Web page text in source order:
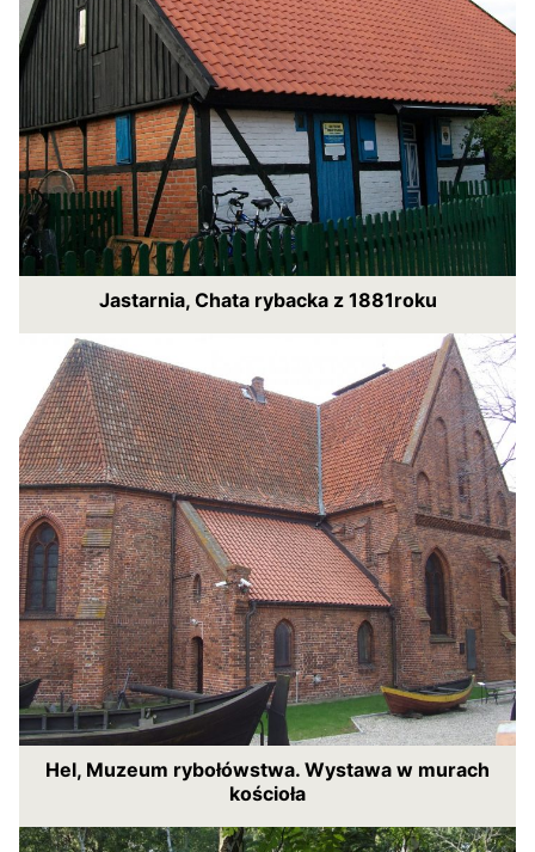
Jastarnia, Chata rybacka z 1881roku
Hel, Muzeum rybołówstwa. Wystawa w murach
kościoła